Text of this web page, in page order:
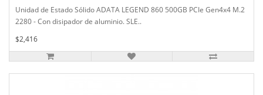
Unidad de Estado Sólido ADATA LEGEND 860 500GB PCIe Gen4x4 M.2
2280 - Con disipador de aluminio. SLE..
$2,416